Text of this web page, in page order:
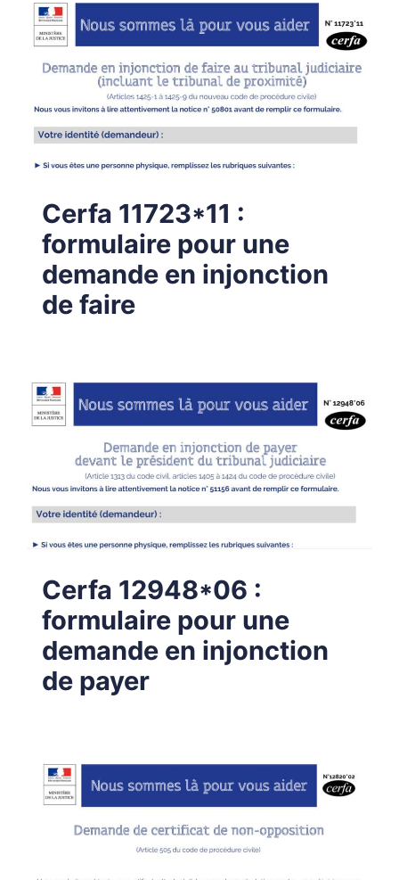
Cerfa 11723*11 :
formulaire pour une
demande en injonction
de faire
Cerfa 12948*06 :
formulaire pour une
demande en injonction
de payer